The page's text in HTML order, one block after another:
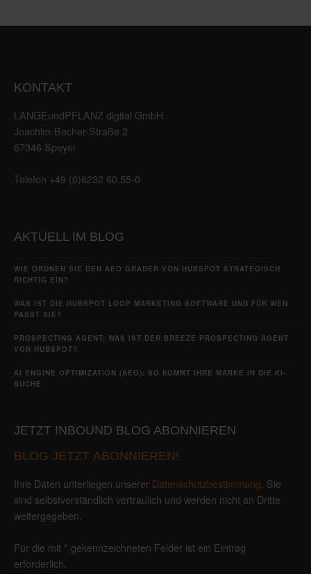
KONTAKT
LANGEundPFLANZ digital GmbH
Joachim-Becher-Straße 2
67346 Speyer
Telefon +49 (0)6232 60 55-0
AKTUELL IM BLOG
WIE ORDNEN SIE DEN AEO GRADER VON HUBSPOT STRATEGISCH
RICHTIG EIN?
WAS IST DIE HUBSPOT LOOP MARKETING SOFTWARE UND FÜR WEN
PASST SIE?
PROSPECTING AGENT: WAS IST DER BREEZE PROSPECTING AGENT
VON HUBSPOT?
AI ENGINE OPTIMIZATION (AEO): SO KOMMT IHRE MARKE IN DIE KI-
SUCHE
JETZT INBOUND BLOG ABONNIEREN
BLOG JETZT ABONNIEREN!
Ihre Daten unterliegen unserer Datenschutzbestimmung . Sie
sind selbstverständlich vertraulich und werden nicht an Dritte
weitergegeben.
Für die mit * gekennzeichneten Felder ist ein Eintrag
erforderlich.